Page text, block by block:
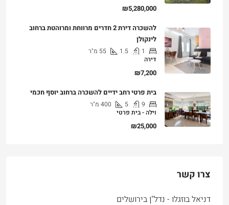
₪5,280,000
להשכרה דירת 2 חדרים מרווחת ומרוהטת ברחוב
לינקולן
1
1.5
55 מ"ר
דירה
₪7,200
בית פרטי רחב ידיים להשכרה ברחוב יוסף חכמי
9
5
400 מ"ר
וילה - בית פרטי
₪25,000
צרו קשר
דניאל בוזגלו - נדל"ן בירושלים